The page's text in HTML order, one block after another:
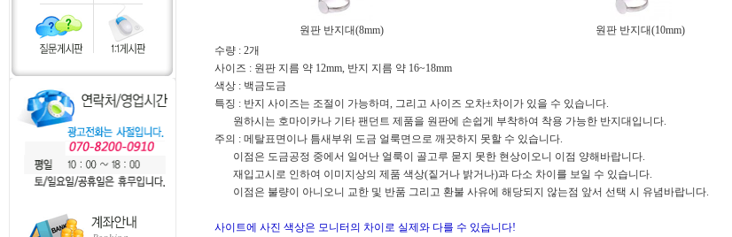
원판 반지대(8mm)
원판 반지대(10mm)
수량 : 2개
사이즈 : 원판 지름 약 12mm, 반지 지름 약 16~18mm
색상 : 백금도금
특징 : 반지 사이즈는 조절이 가능하며, 그리고 사이즈 오차±차이가 있을 수 있습니다.
원하시는 호마이카나 기타 팬던트 제품을 원판에 손쉽게 부착하여 착용 가능한 반지대입니다.
주의 : 메탈표면이나 틈새부위 도금 얼룩면으로 깨끗하지 못할 수 있습니다.
이점은 도금공정 중에서 일어난 얼룩이 골고루 묻지 못한 현상이오니 이점 양해바랍니다.
재입고시로 인하여 이미지상의 제품 색상(짙거나 밝거나)과 다소 차이를 보일 수 있습니다.
이점은 불량이 아니오니 교한 및 반품 그리고 환불 사유에 해당되지 않는점 앞서 선택 시 유념바랍니다.
사이트에 사진 색상은 모니터의 차이로 실제와 다를 수 있습니다!